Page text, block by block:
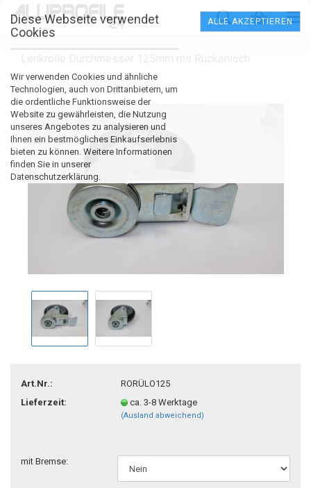
Diese Webseite verwendet
Cookies
Wir verwenden Cookies und ähnliche
Technologien, auch von Drittanbietern, um
die ordentliche Funktionsweise der
Website zu gewährleisten, die Nutzung
unseres Angebotes zu analysieren und
Ihnen ein bestmögliches Einkaufserlebnis
bieten zu können. Weitere Informationen
finden Sie in unserer
Datenschutzerklärung.
ALLE AKZEPTIEREN
Art.Nr.:
RORÜLO125
Lieferzeit:
ca. 3-8 Werktage
(Ausland abweichend)
mit Bremse: